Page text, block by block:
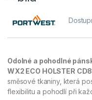
Odolné a pohodlné
WX2 ECO HOLSTER
směsové tkaniny, která
flexibilitu a pohodlí při